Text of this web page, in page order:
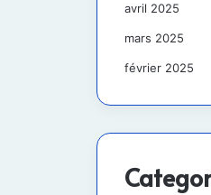
avril 2025
mars 2025
février 2025